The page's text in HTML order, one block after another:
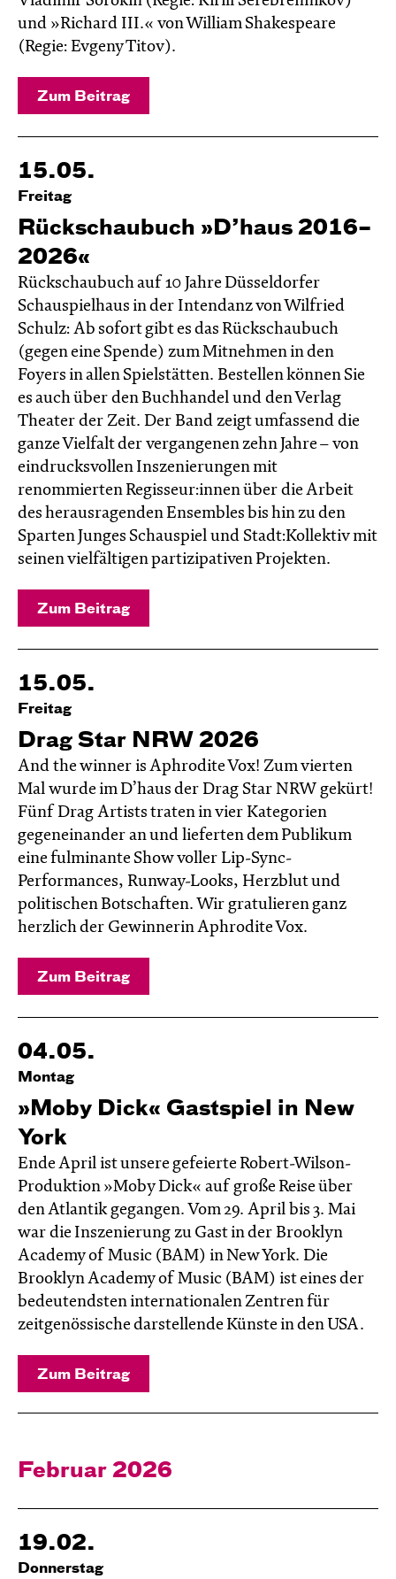
und »Richard III.« von William Shakespeare
(Regie: Evgeny Titov).
Zum Beitrag
15.05.
Freitag
Rückschaubuch »D’haus 2016–
2026«
Rückschaubuch auf 10 Jahre Düsseldorfer
Schauspielhaus in der Intendanz von Wilfried
Schulz: Ab sofort gibt es das Rückschaubuch
(gegen eine Spende) zum Mitnehmen in den
Foyers in allen Spielstätten. Bestellen können Sie
es auch über den Buchhandel und den Verlag
Theater der Zeit. Der Band zeigt umfassend die
ganze Vielfalt der vergangenen zehn Jahre – von
eindrucksvollen Inszenierungen mit
renommierten Regisseur:innen über die Arbeit
des herausragenden Ensembles bis hin zu den
Sparten Junges Schauspiel und Stadt:Kollektiv mit
seinen vielfältigen partizipativen Projekten.
Zum Beitrag
15.05.
Freitag
Drag Star NRW 2026
And the winner is Aphrodite Vox! Zum vierten
Mal wurde im D’haus der Drag Star NRW gekürt!
Fünf Drag Artists traten in vier Kategorien
gegeneinander an und lieferten dem Publikum
eine fulminante Show voller Lip-Sync-
Performances, Runway-Looks, Herzblut und
politischen Botschaften. Wir gratulieren ganz
herzlich der Gewinnerin Aphrodite Vox.
Zum Beitrag
04.05.
Montag
»Moby Dick« Gastspiel in New
York
Ende April ist unsere gefeierte Robert-Wilson-
Produktion »Moby Dick« auf große Reise über
den Atlantik gegangen. Vom 29. April bis 3. Mai
war die Inszenierung zu Gast in der Brooklyn
Academy of Music (BAM) in New York. Die
Brooklyn Academy of Music (BAM) ist eines der
bedeutendsten internationalen Zentren für
zeitgenössische darstellende Künste in den USA.
Zum Beitrag
Februar 2026
19.02.
Donnerstag